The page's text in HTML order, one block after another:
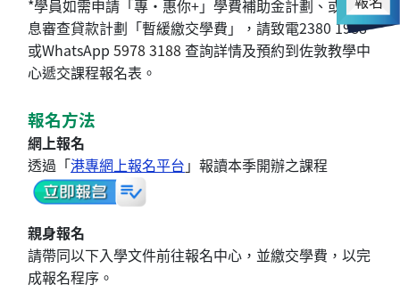
*學員如需申請「專‧惠你+」學費補助金計劃、或免入
息審查貸款計劃「暫緩繳交學費」，請致電2380 1988
或WhatsApp 5978 3188 查詢詳情及預約到佐敦教學中
心遞交課程報名表。
報名方法
網上報名
透過「港專網上報名平台 」報讀本季開辦之課程
親身報名
請帶同以下入學文件前往報名中心，並繳交學費，以完
成報名程序。